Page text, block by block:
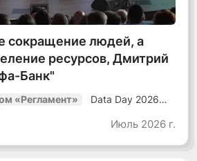
сокращение людей, а
ресурсов, Дмитрий
Банк"
«Регламент»
Data Day 2026
Как сохранять
уверенный курс
среде»
Июль 2026 г.